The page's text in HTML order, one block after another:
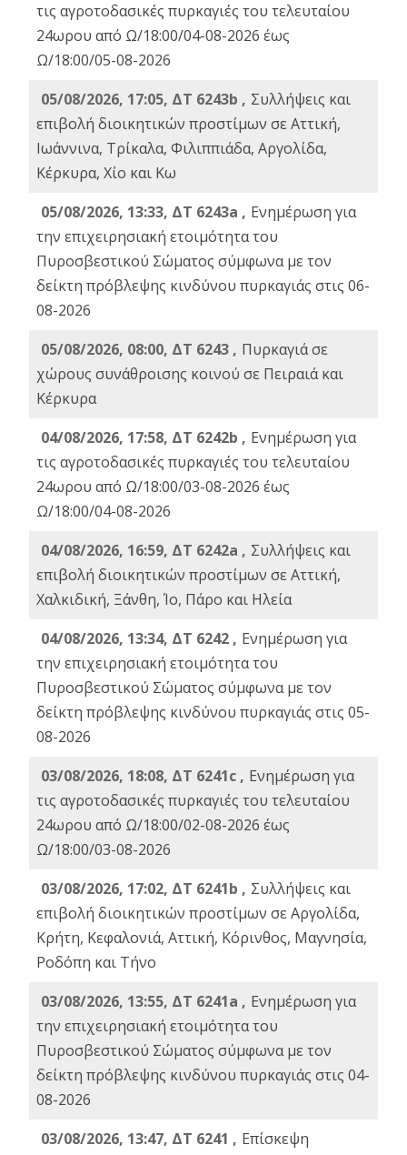
τις αγροτοδασικές πυρκαγιές του τελευταίου
24ωρου από Ω/18:00/04-08-2026 έως
Ω/18:00/05-08-2026
05/08/2026, 17:05, ΔΤ 6243b , Συλλήψεις και
επιβολή διοικητικών προστίμων σε Αττική,
Ιωάννινα, Τρίκαλα, Φιλιππιάδα, Αργολίδα,
Κέρκυρα, Χίο και Κω
05/08/2026, 13:33, ΔΤ 6243a , Ενημέρωση για
την επιχειρησιακή ετοιμότητα του
Πυροσβεστικού Σώματος σύμφωνα με τον
δείκτη πρόβλεψης κινδύνου πυρκαγιάς στις 06-
08-2026
05/08/2026, 08:00, ΔΤ 6243 , Πυρκαγιά σε
χώρους συνάθροισης κοινού σε Πειραιά και
Κέρκυρα
04/08/2026, 17:58, ΔΤ 6242b , Ενημέρωση για
τις αγροτοδασικές πυρκαγιές του τελευταίου
24ωρου από Ω/18:00/03-08-2026 έως
Ω/18:00/04-08-2026
04/08/2026, 16:59, ΔΤ 6242a , Συλλήψεις και
επιβολή διοικητικών προστίμων σε Αττική,
Χαλκιδική, Ξάνθη, Ίο, Πάρο και Ηλεία
04/08/2026, 13:34, ΔΤ 6242 , Ενημέρωση για
την επιχειρησιακή ετοιμότητα του
Πυροσβεστικού Σώματος σύμφωνα με τον
δείκτη πρόβλεψης κινδύνου πυρκαγιάς στις 05-
08-2026
03/08/2026, 18:08, ΔΤ 6241c , Ενημέρωση για
τις αγροτοδασικές πυρκαγιές του τελευταίου
24ωρου από Ω/18:00/02-08-2026 έως
Ω/18:00/03-08-2026
03/08/2026, 17:02, ΔΤ 6241b , Συλλήψεις και
επιβολή διοικητικών προστίμων σε Αργολίδα,
Κρήτη, Κεφαλονιά, Αττική, Κόρινθος, Μαγνησία,
Ροδόπη και Τήνο
03/08/2026, 13:55, ΔΤ 6241a , Ενημέρωση για
την επιχειρησιακή ετοιμότητα του
Πυροσβεστικού Σώματος σύμφωνα με τον
δείκτη πρόβλεψης κινδύνου πυρκαγιάς στις 04-
08-2026
03/08/2026, 13:47, ΔΤ 6241 , Επίσκεψη